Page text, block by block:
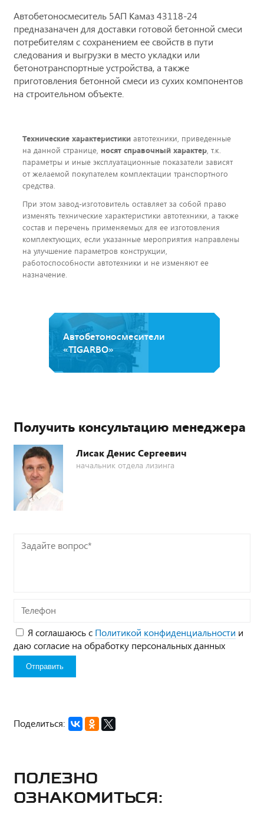
Автобетоносмеситель 5АП Камаз 43118-24
предназаначен для доставки готовой бетонной смеси
потребителям с сохранением ее свойств в пути
следования и выгрузки в место укладки или
бетонотранспортные устройства, а также
приготовления бетонной смеси из сухих компонентов
на строительном объекте.
Технические характеристики автотехники, приведенные
на данной странице, носят справочный характер, т.к.
параметры и иные эксплуатационные показатели зависят
от желаемой покупателем комплектации транспортного
средства.
При этом завод-изготовитель оставляет за собой право
изменять технические характеристики автотехники, а также
состав и перечень применяемых для ее изготовления
комплектующих, если указанные мероприятия направлены
на улучшение параметров конструкции,
работоспособности автотехники и не изменяют ее
назначение.
Автобетоносмесители
«TIGARBO»
Получить консультацию менеджера
Лисак Денис Сергеевич
начальник отдела лизинга
Задайте
вопрос*
Телефон
Я соглашаюсь с Политикой конфиденциальности и
даю согласие на обработку персональных данных
Поделиться:
Полезно
ознакомиться: